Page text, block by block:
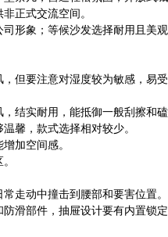
正式交流空间。
形象；等候沙发选择耐用且美观
但要注意对湿度较为敏感，易受
结实耐用，能抵御一般刮擦和磕
馨，款式选择相对较少。
加空间感。
走动中撞击到腰部和要害位置。
滑部件，抽屉设计要有内置锁定